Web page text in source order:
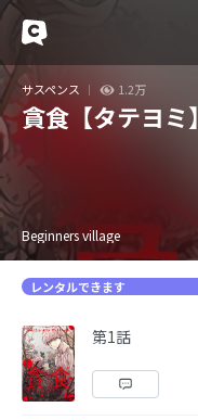
サスペンス 1.2万
貪食【タテヨミ】
Beginners village
レンタルできます
第1話